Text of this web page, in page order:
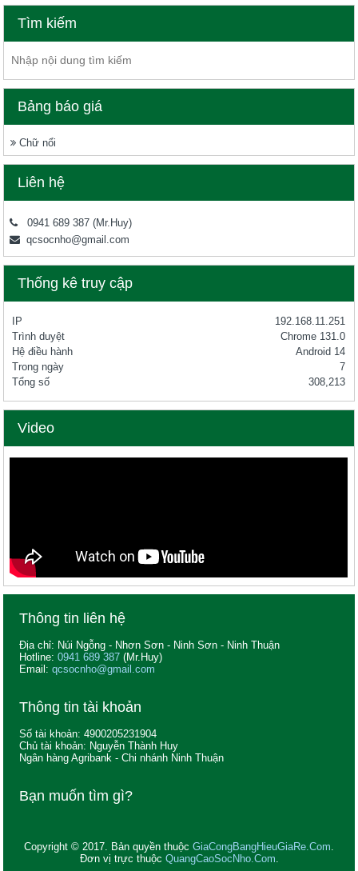
Tìm kiếm
Bảng báo giá
Chữ nổi
Liên hệ
0941 689 387 (Mr.Huy)
qcsocnho@gmail.com
Thống kê truy cập
IP
192.168.11.251
Trình duyệt
Chrome 131.0
Hệ điều hành
Android 14
Trong ngày
7
Tổng số
308,213
Video
Thông tin liên hệ
Địa chỉ: Núi Ngỗng - Nhơn Sơn - Ninh Sơn - Ninh Thuận
Hotline:0941 689 387 (Mr.Huy)
Email:qcsocnho@gmail.com
Thông tin tài khoản
Số tài khoản: 4900205231904
Chủ tài khoản: Nguyễn Thành Huy
Ngân hàng Agribank - Chi nhánh Ninh Thuận
Bạn muốn tìm gì?
Copyright © 2017. Bản quyền thuộc GiaCongBangHieuGiaRe.Com.
Đơn vị trực thuộc QuangCaoSocNho.Com.